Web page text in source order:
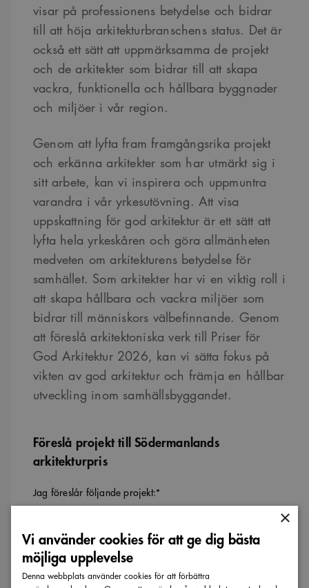
visar på professionens betydelse och bidrar
till att höja arkitekturbranschens status. Det är
också ett sätt att uppmärksamma de projekt
och de arkitekter som bidrar till att skapa
vackra, funktionella och hållbara byggnader
och miljöer i vår region.
Genom att lyfta fram framgångsrika projekt
och erkänna arkitekter som har utmärkt sig i
sitt arbete, kan vi inspirera och uppmuntra
varandra i vår yrkesutövning. Att visa
uppskattning för god arkitektur är ett sätt att
lyfta hela yrkeskåren och göra allmänheten
medveten om arkitekturens betydelse för
samhället. Som arkitekter har vi en viktig roll i
att skapa hållbara och vackra miljöer som
bidrar till människors välbefinnande. Genom
att föreslå arkitektoniska verk till Priser för
God Arkitektur 2026, kan vi sätta fokus på
vikten av god arkitektur och främja en hållbar
utveckling inom samhällsbyggandet.
Föreslå projekt till Södermanlands
arkitekturpris
Jag föreslår följande projekt:*
År färdigställt
×
Vi använder cookies för att ge dig bästa
möjliga upplevelse
Denna webbplats använder cookies för att förbättra